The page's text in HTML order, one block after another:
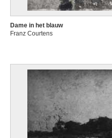
Dame in het blauw
Franz Courtens